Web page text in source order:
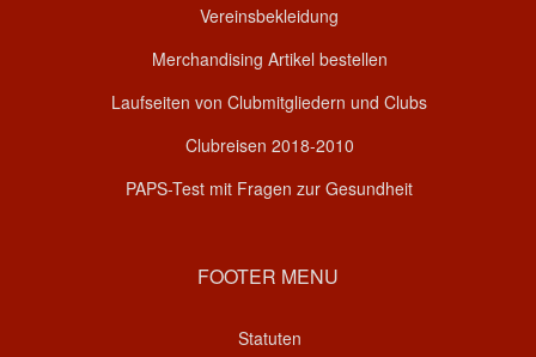
Vereinsbekleidung
Merchandising Artikel bestellen
Laufseiten von Clubmitgliedern und Clubs
Clubreisen 2018-2010
PAPS-Test mit Fragen zur Gesundheit
FOOTER MENU
Statuten